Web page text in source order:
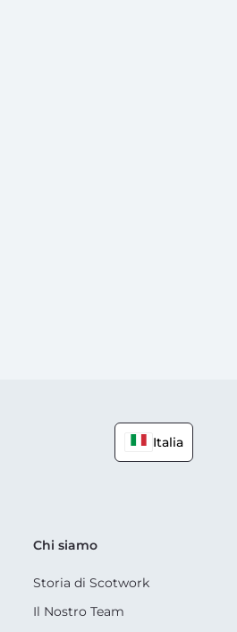
Italia
Chi siamo
Storia di Scotwork
Il Nostro Team